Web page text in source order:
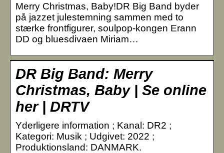
Merry Christmas, Baby!DR Big Band byder
på jazzet julestemning sammen med to
stærke frontfigurer, soulpop-kongen Erann
DD og bluesdivaen Miriam…
DR Big Band: Merry
Christmas, Baby | Se online
her | DRTV
Yderligere information ; Kanal: DR2 ;
Kategori: Musik ; Udgivet: 2022 ;
Produktionsland: DANMARK.